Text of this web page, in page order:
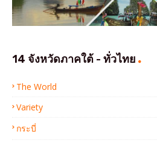
14 จังหวัดภาคใต้ - ทั่วไทย
The World
Variety
กระบี่